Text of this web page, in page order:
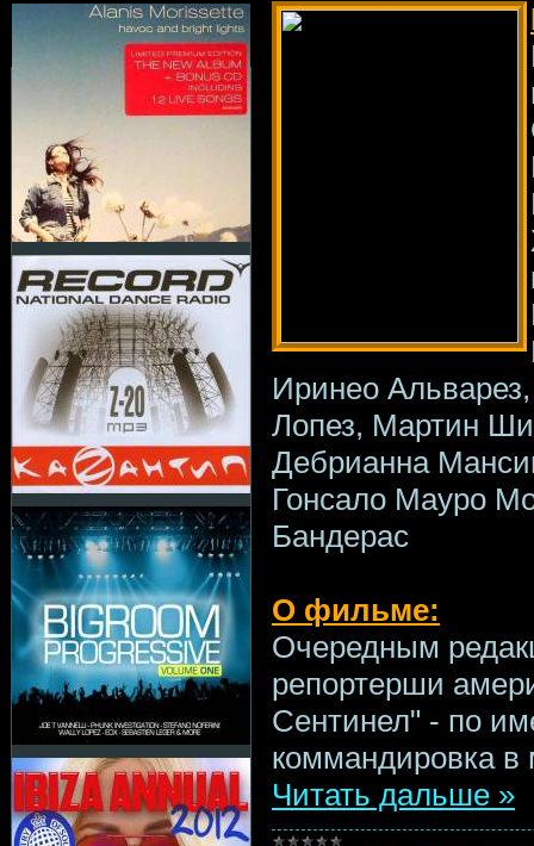
Иринео
Лопез, Мартин
Дебрианна
Гонсало Мауро
Бандерас
О фильме:
Очередным
репортерши
Сентинел" - по
коммандировка в
Читать дальше »